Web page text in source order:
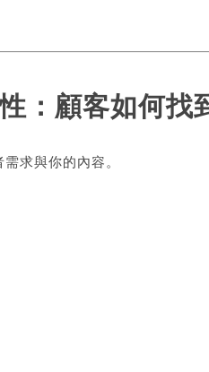
：顧客如何找
求與你的內容。